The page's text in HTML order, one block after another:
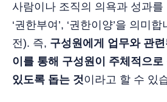
사람이나 조직의 의욕과 성과
‘권한부여’, ‘권한이양’을 의미
전). 즉, 구성원에게 업무와 관
이를 통해 구성원이 주체적으
있도록 돕는 것이라고 할 수 있